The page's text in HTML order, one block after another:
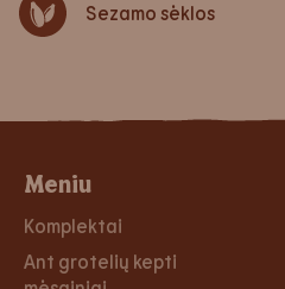
Sezamo sėklos
Meniu
Komplektai
Ant grotelių kepti